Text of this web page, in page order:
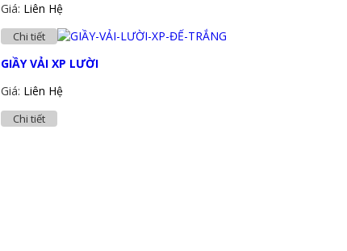
Giá: Liên Hệ
Chi tiết
GIẦY VẢI XP LƯỜI
Giá: Liên Hệ
Chi tiết